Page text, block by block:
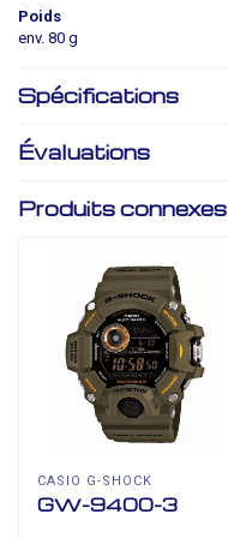
Poids
env. 80 g
Spécifications
Évaluations
Produits connexes
CASIO G-SHOCK
GW-9400-3